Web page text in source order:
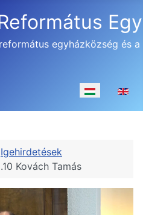
egyházközség és a
Válasszon
Igehirdetések
Kovách Tamás